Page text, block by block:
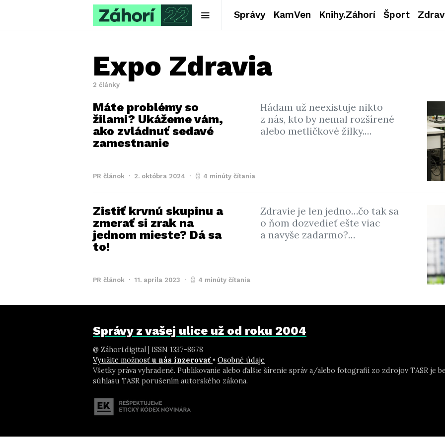
Správy KamVen Knihy.Záhorí Šport
Expo Zdravia
2 články
Máte problémy so
žilami? Ukážeme vám,
ako zvládnuť sedavé
zamestnanie
Hádam už neexistuje nikto
z nás, kto by nemal rozšírené
alebo metličkové žilky.…
PR článok 2. októbra 2024 4 minúty čítania
Zistiť krvnú skupinu a
zmerať si zrak na
jednom mieste? Dá sa
to!
Zdravie je len jedno…čo tak sa
o ňom dozvedieť ešte viac
a navyše zadarmo?…
PR článok 11. apríla 2023 4 minúty čítania
Správy z vašej ulice už od roku 2004
@ Záhori.digital | ISSN 1337-8678
Využite možnosť u nás inzerovať • Osobné údaje
Všetky práva vyhradené. Publikovanie alebo ďalšie šírenie správ a/alebo fotografií zo zdrojov TASR je
súhlasu TASR porušením autorského zákona.